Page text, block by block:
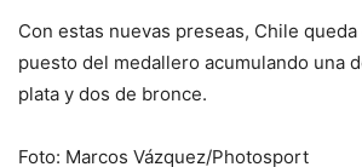
Con estas nuevas preseas, Chile
puesto del medallero acumulando una
plata y dos de bronce.
Foto: Marcos Vázquez/Photosport